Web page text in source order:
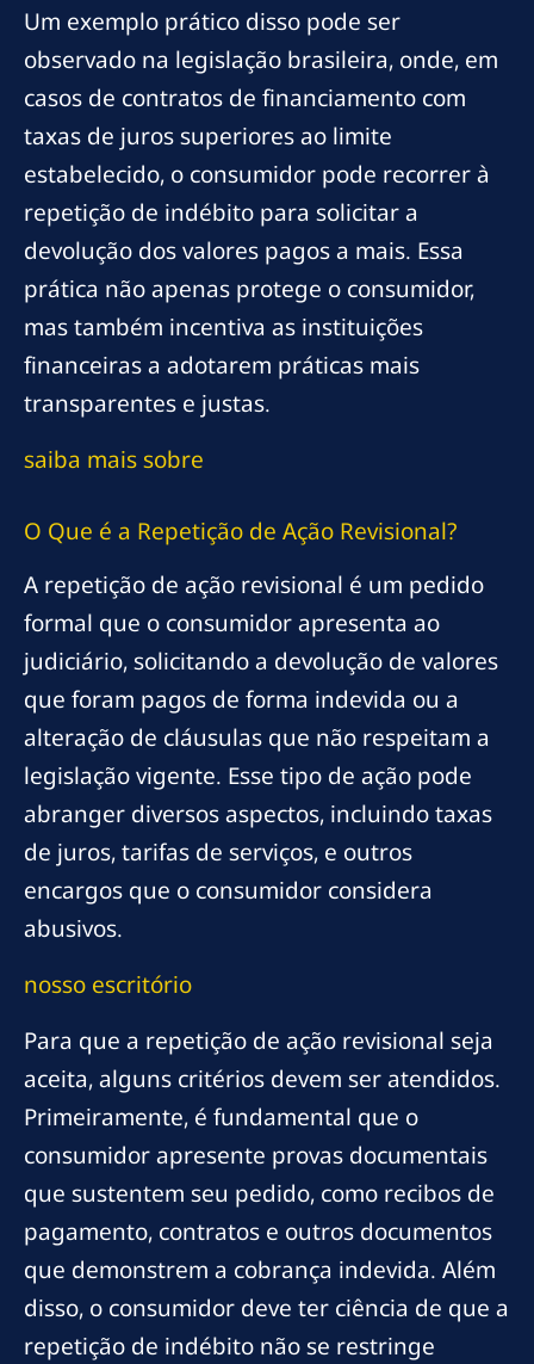
Um exemplo prático disso pode ser
observado na legislação brasileira, onde, em
casos de contratos de financiamento com
taxas de juros superiores ao limite
estabelecido, o consumidor pode recorrer à
repetição de indébito para solicitar a
devolução dos valores pagos a mais. Essa
prática não apenas protege o consumidor,
mas também incentiva as instituições
financeiras a adotarem práticas mais
transparentes e justas.
saiba mais sobre
O Que é a Repetição de Ação Revisional?
A repetição de ação revisional é um pedido
formal que o consumidor apresenta ao
judiciário, solicitando a devolução de valores
que foram pagos de forma indevida ou a
alteração de cláusulas que não respeitam a
legislação vigente. Esse tipo de ação pode
abranger diversos aspectos, incluindo taxas
de juros, tarifas de serviços, e outros
encargos que o consumidor considera
abusivos.
nosso escritório
Para que a repetição de ação revisional seja
aceita, alguns critérios devem ser atendidos.
Primeiramente, é fundamental que o
consumidor apresente provas documentais
que sustentem seu pedido, como recibos de
pagamento, contratos e outros documentos
que demonstrem a cobrança indevida. Além
disso, o consumidor deve ter ciência de que a
repetição de indébito não se restringe